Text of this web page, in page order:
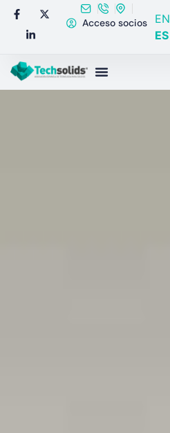
Acceso socios
EN
ES